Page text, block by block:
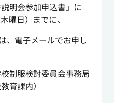
明会参加申込書」に
曜日）までに、
メールでお申し
服検討委員会事務局
育課内）